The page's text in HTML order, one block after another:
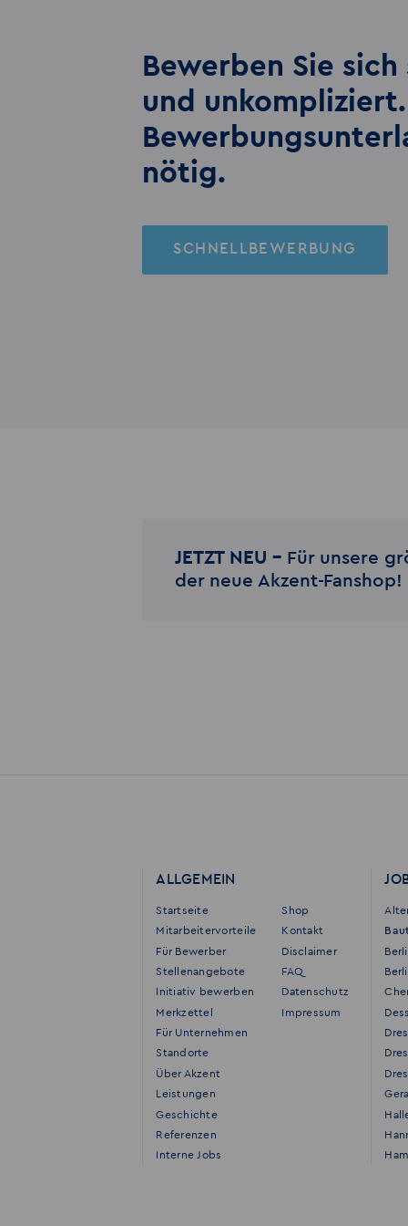
Bewerben Sie sich
und
nötig.
SCHNELLBEWERBUNG
JETZT NEU – Für unsere
der neue Akzent-Fanshop!
ALLGEMEIN
Startseite
Mitarbeitervorteile
Für Bewerber
Stellenangebote
Initiativ bewerben
Merkzettel
Für Unternehmen
Standorte
Über Akzent
Leistungen
Geschichte
Referenzen
Interne Jobs
Shop
Kontakt
Disclaimer
FAQ
Datenschutz
Impressum
Gera